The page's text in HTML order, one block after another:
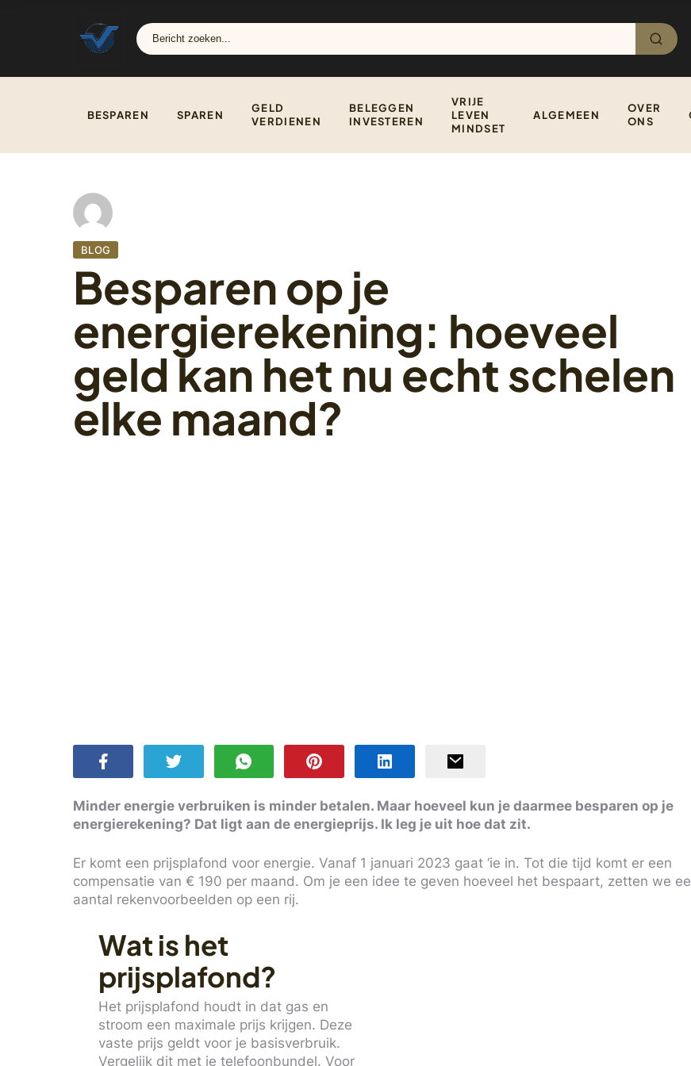
BESPAREN SPAREN
GELD
VERDIENEN
BELEGGEN
INVESTEREN
VRIJE
LEVEN
MINDSET
ALGEMEEN
OVER
ONS
BLOG
Besparen op je
energierekening: hoeveel
geld kan het nu echt schelen
elke maand?
Minder energie verbruiken is minder betalen. Maar hoeveel kun je daarmee besparen op je
energierekening? Dat ligt aan de energieprijs. Ik leg je uit hoe dat zit.
Er komt een prijsplafond voor energie. Vanaf 1 januari 2023 gaat ‘ie in. Tot die tijd komt er een
compensatie van € 190 per maand. Om je een idee te geven hoeveel het bespaart, zetten we
aantal rekenvoorbeelden op een rij.
Wat is het
prijsplafond?
Het prijsplafond houdt in dat gas en
stroom een maximale prijs krijgen. Deze
vaste prijs geldt voor je basisverbruik.
Vergelijk dit met je telefoonbundel. Voor